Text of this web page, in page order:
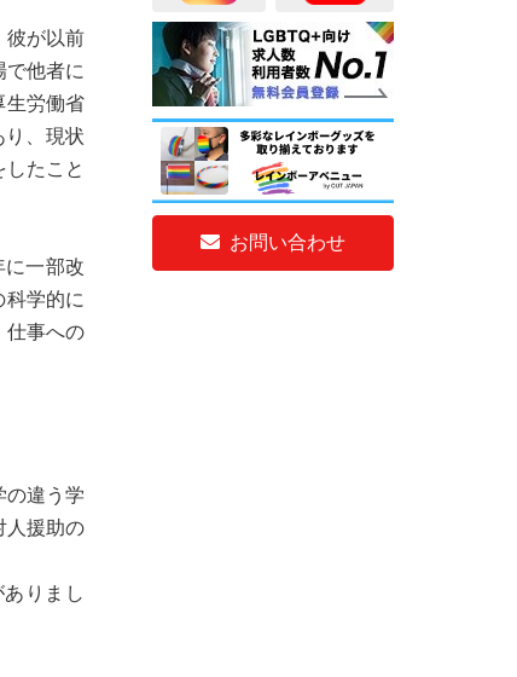
お問い合わせ
彼が以前
他者に
生労働省
、現状
たこと
に一部改
学的に
仕事への
の違う学
人援助の
りまし